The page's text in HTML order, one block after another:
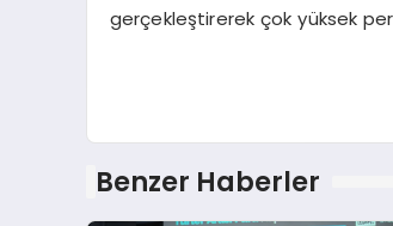
gerçekleştirerek çok yüksek
Benzer Haberler